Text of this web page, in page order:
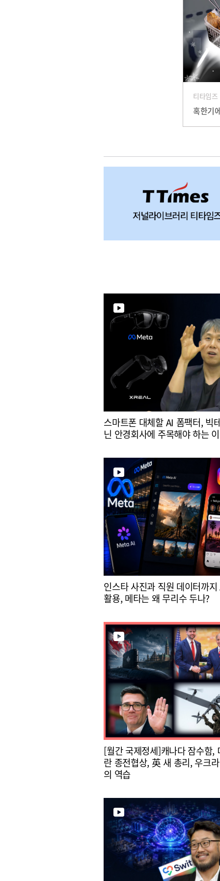
티타임
혹한기
스마트폰 대체할 AI 폼팩터, 빅
닌 안경회사에 주목해야 하는
인스타 사진과 직원 데이터까
활용, 메타는 왜 무리수 두나?
[월간 국제정세]캐나다 잠수함,
란 종전협상, 英 새 총리, 우크
의 역습